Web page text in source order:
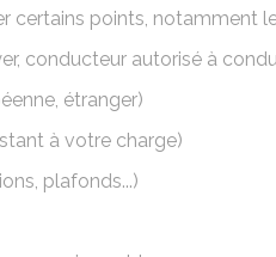
certains points, notamment
conducteur autorisé à
étranger)
à votre charge)
plafonds...)